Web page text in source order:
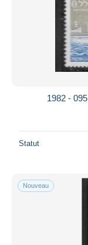
1982 -
Statut
Nouveau